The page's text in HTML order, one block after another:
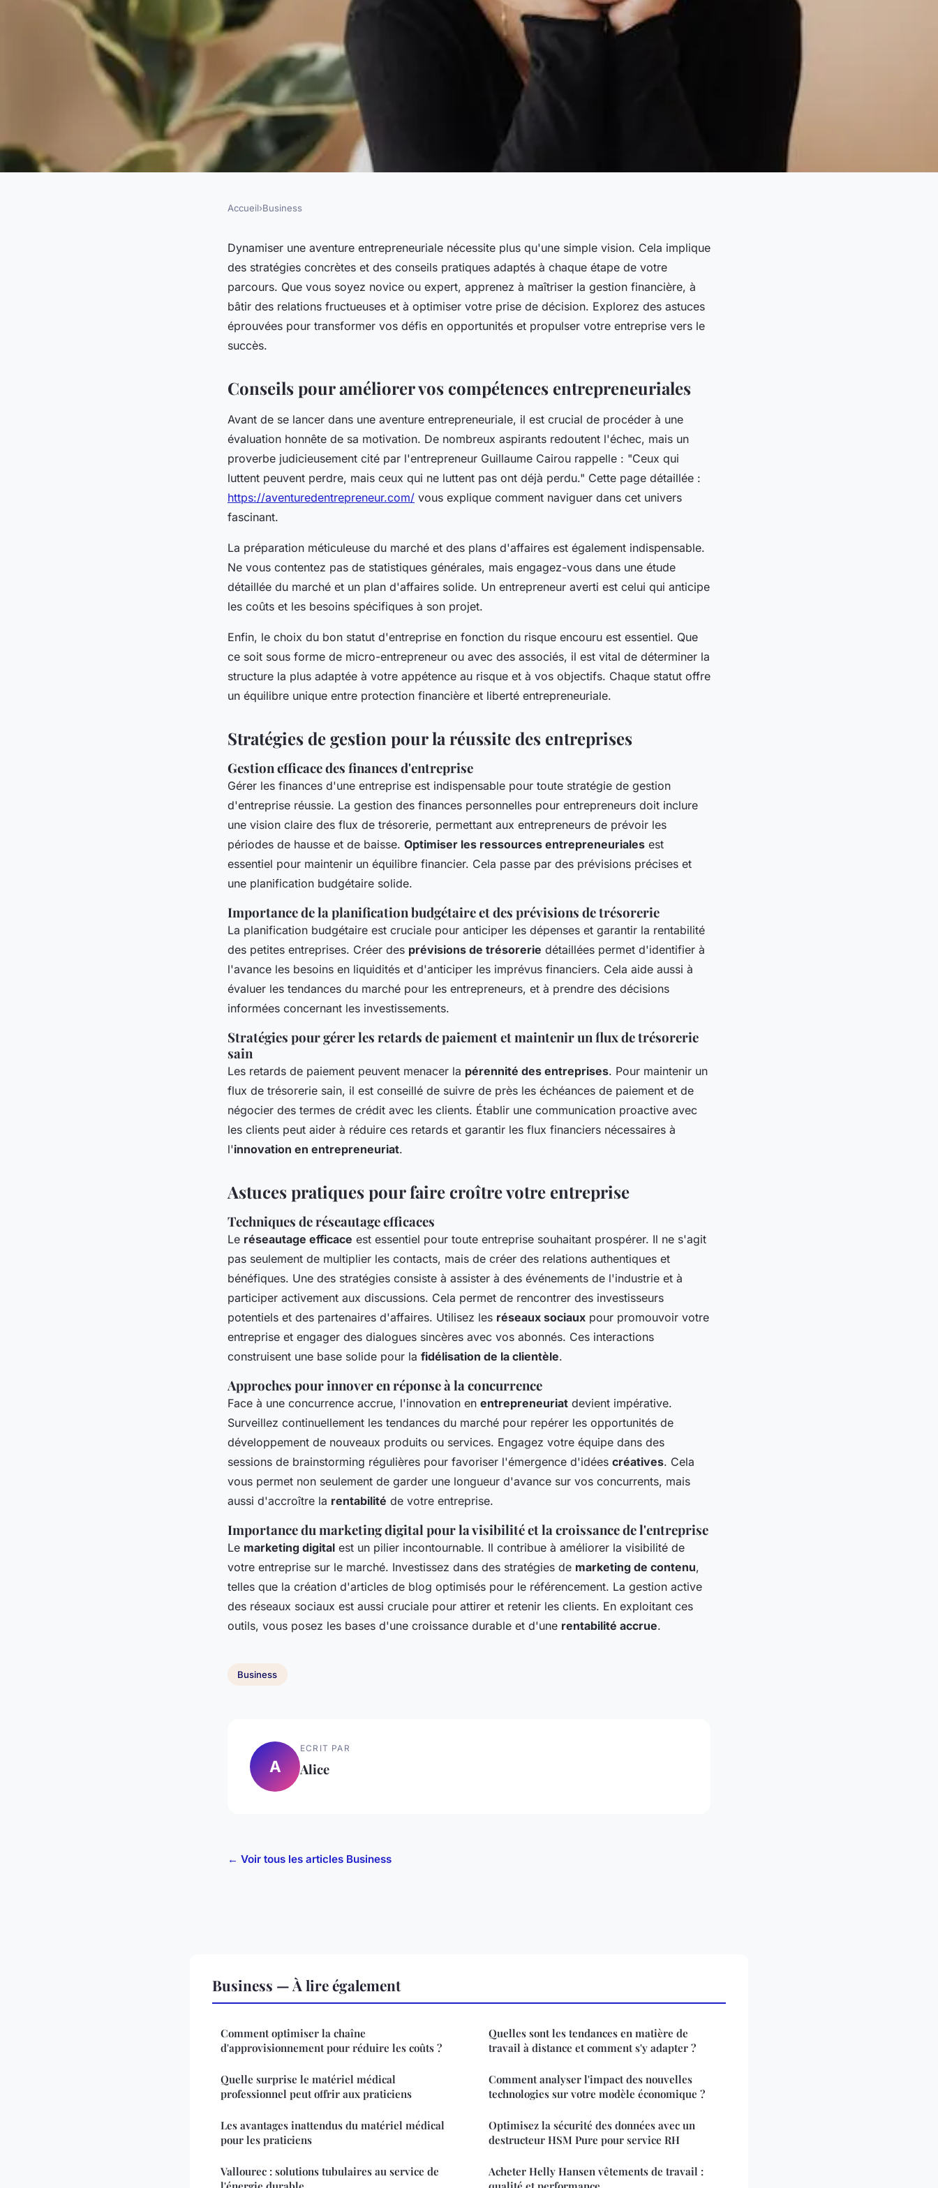
Conseils et astuces pour dynamiser
votre aventure entrepreneuriale
Accueil›Business
Dynamiser une aventure entrepreneuriale nécessite plus qu'une simple vision. Cela implique
des stratégies concrètes et des conseils pratiques adaptés à chaque étape de votre
parcours. Que vous soyez novice ou expert, apprenez à maîtriser la gestion financière, à
bâtir des relations fructueuses et à optimiser votre prise de décision. Explorez des astuces
éprouvées pour transformer vos défis en opportunités et propulser votre entreprise vers le
succès.
Conseils pour améliorer vos compétences entrepreneuriales
Avant de se lancer dans une aventure entrepreneuriale, il est crucial de procéder à une
évaluation honnête de sa motivation. De nombreux aspirants redoutent l'échec, mais un
proverbe judicieusement cité par l'entrepreneur Guillaume Cairou rappelle : "Ceux qui
luttent peuvent perdre, mais ceux qui ne luttent pas ont déjà perdu." Cette page détaillée :
https://aventuredentrepreneur.com/ vous explique comment naviguer dans cet univers
fascinant.
La préparation méticuleuse du marché et des plans d'affaires est également indispensable.
Ne vous contentez pas de statistiques générales, mais engagez-vous dans une étude
détaillée du marché et un plan d'affaires solide. Un entrepreneur averti est celui qui anticipe
les coûts et les besoins spécifiques à son projet.
Enfin, le choix du bon statut d'entreprise en fonction du risque encouru est essentiel. Que
ce soit sous forme de micro-entrepreneur ou avec des associés, il est vital de déterminer la
structure la plus adaptée à votre appétence au risque et à vos objectifs. Chaque statut offre
un équilibre unique entre protection financière et liberté entrepreneuriale.
Stratégies de gestion pour la réussite des entreprises
Gestion efficace des finances d'entreprise
Gérer les finances d'une entreprise est indispensable pour toute stratégie de gestion
d'entreprise réussie. La gestion des finances personnelles pour entrepreneurs doit inclure
une vision claire des flux de trésorerie, permettant aux entrepreneurs de prévoir les
périodes de hausse et de baisse. Optimiser les ressources entrepreneuriales est
essentiel pour maintenir un équilibre financier. Cela passe par des prévisions précises et
une planification budgétaire solide.
Importance de la planification budgétaire et des prévisions de trésorerie
La planification budgétaire est cruciale pour anticiper les dépenses et garantir la rentabilité
des petites entreprises. Créer des prévisions de trésorerie détaillées permet d'identifier à
l'avance les besoins en liquidités et d'anticiper les imprévus financiers. Cela aide aussi à
évaluer les tendances du marché pour les entrepreneurs, et à prendre des décisions
informées concernant les investissements.
Stratégies pour gérer les retards de paiement et maintenir un flux de trésorerie
sain
Les retards de paiement peuvent menacer la pérennité des entreprises. Pour maintenir un
flux de trésorerie sain, il est conseillé de suivre de près les échéances de paiement et de
négocier des termes de crédit avec les clients. Établir une communication proactive avec
les clients peut aider à réduire ces retards et garantir les flux financiers nécessaires à
l'innovation en entrepreneuriat.
Astuces pratiques pour faire croître votre entreprise
Techniques de réseautage efficaces
Le réseautage efficace est essentiel pour toute entreprise souhaitant prospérer. Il ne s'agit
pas seulement de multiplier les contacts, mais de créer des relations authentiques et
bénéfiques. Une des stratégies consiste à assister à des événements de l'industrie et à
participer activement aux discussions. Cela permet de rencontrer des investisseurs
potentiels et des partenaires d'affaires. Utilisez les réseaux sociaux pour promouvoir votre
entreprise et engager des dialogues sincères avec vos abonnés. Ces interactions
construisent une base solide pour la fidélisation de la clientèle.
Approches pour innover en réponse à la concurrence
Face à une concurrence accrue, l'innovation en entrepreneuriat devient impérative.
Surveillez continuellement les tendances du marché pour repérer les opportunités de
développement de nouveaux produits ou services. Engagez votre équipe dans des
sessions de brainstorming régulières pour favoriser l'émergence d'idées créatives. Cela
vous permet non seulement de garder une longueur d'avance sur vos concurrents, mais
aussi d'accroître la rentabilité de votre entreprise.
Importance du marketing digital pour la visibilité et la croissance de l'entreprise
Le marketing digital est un pilier incontournable. Il contribue à améliorer la visibilité de
votre entreprise sur le marché. Investissez dans des stratégies de marketing de contenu,
telles que la création d'articles de blog optimisés pour le référencement. La gestion active
des réseaux sociaux est aussi cruciale pour attirer et retenir les clients. En exploitant ces
outils, vous posez les bases d'une croissance durable et d'une rentabilité accrue.
Business
A
ECRIT PAR
Alice
← Voir tous les articles Business
Business — À lire également
Comment optimiser la chaîne
d'approvisionnement pour réduire les coûts ?
Quelle surprise le matériel médical
professionnel peut offrir aux praticiens
Les avantages inattendus du matériel médical
pour les praticiens
Vallourec : solutions tubulaires au service de
Quelles sont les tendances en matière de
travail à distance et comment s'y adapter ?
Comment analyser l'impact des nouvelles
technologies sur votre modèle économique ?
Optimisez la sécurité des données avec un
destructeur HSM Pure pour service RH
Acheter Helly Hansen vêtements de travail :